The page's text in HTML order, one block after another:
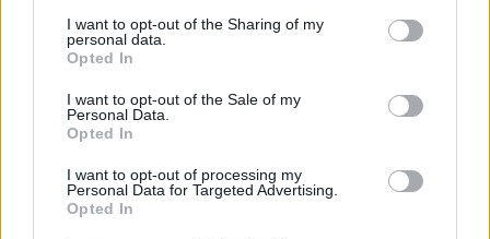
I want to opt-out of the Sharing of my
personal data.
Opted In
I want to opt-out of the Sale of my
Personal Data.
Opted In
I want to opt-out of processing my
Personal Data for Targeted Advertising.
Opted In
6 Αυγούστου 2026, 23:51
Με την πλάτη στον τοίχο ο ΠΑΟΚ - Ήττα
6 Αυγούστου 2026, 22:57
Πλήρως επισκέψιμοι δύο αρχαιολογικοί
χώροι στο ν. Καρδίτσας, δυνατότητα
επίσκεψης και σε άλλους τέσσερις